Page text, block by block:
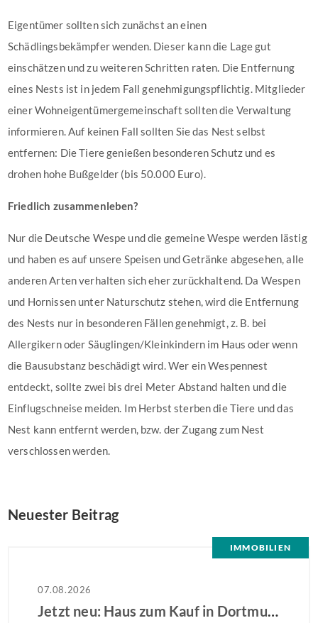
Eigentümer sollten sich zunächst an einen
Schädlingsbekämpfer wenden. Dieser kann die Lage gut
einschätzen und zu weiteren Schritten raten. Die Entfernung
eines Nests ist in jedem Fall genehmigungspflichtig. Mitglieder
einer Wohneigentümergemeinschaft sollten die Verwaltung
informieren. Auf keinen Fall sollten Sie das Nest selbst
entfernen: Die Tiere genießen besonderen Schutz und es
drohen hohe Bußgelder (bis 50.000 Euro).
Friedlich zusammenleben?
Nur die Deutsche Wespe und die gemeine Wespe werden lästig
und haben es auf unsere Speisen und Getränke abgesehen, alle
anderen Arten verhalten sich eher zurückhaltend. Da Wespen
und Hornissen unter Naturschutz stehen, wird die Entfernung
des Nests nur in besonderen Fällen genehmigt, z. B. bei
Allergikern oder Säuglingen/Kleinkindern im Haus oder wenn
die Bausubstanz beschädigt wird. Wer ein Wespennest
entdeckt, sollte zwei bis drei Meter Abstand halten und die
Einflugschneise meiden. Im Herbst sterben die Tiere und das
Nest kann entfernt werden, bzw. der Zugang zum Nest
verschlossen werden.
Neuester Beitrag
IMMOBILIEN
07.08.2026
Jetzt neu: Haus zum Kauf in Dortmund